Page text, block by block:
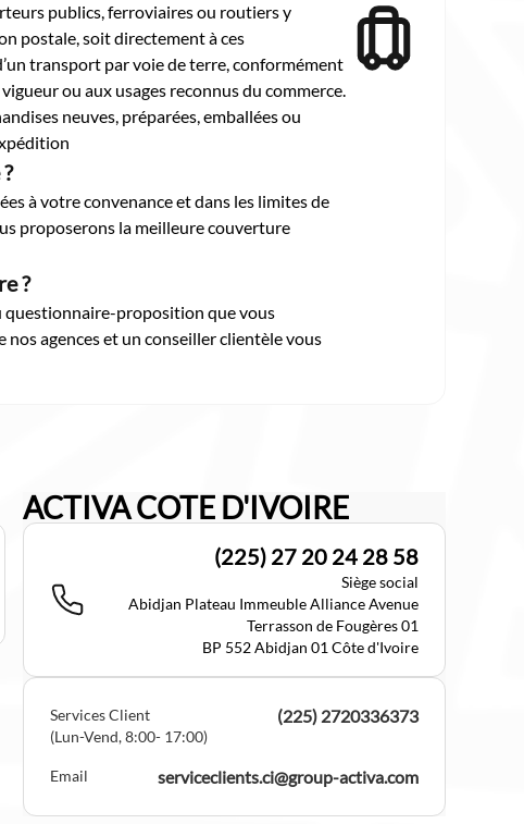
publics, ferroviaires ou routiers y
postale, soit directement à ces
transport par voie de terre, conformément
ou aux usages reconnus du commerce.
neuves, préparées, emballées ou
à votre convenance et dans les limites de
proposerons la meilleure couverture
?
questionnaire-proposition que vous
nos agences et un conseiller clientèle vous
ACTIVA COTE D'IVOIRE
Siège social
Abidjan Plateau Immeuble Alliance Avenue
Terrasson de Fougères 01
BP 552 Abidjan 01 Côte d'Ivoire
(225) 27 20 24 28 58
Services Client
(Lun-Vend, 8:00- 17:00)
(225) 2720336373
Email serviceclients.ci@group-activa.com